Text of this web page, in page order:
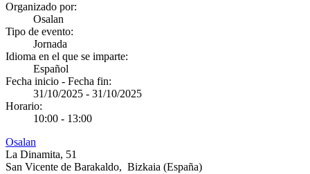
Organizado por:
Osalan
Tipo de evento:
Jornada
Idioma en el que se imparte:
Español
Fecha inicio - Fecha fin:
31/10/2025 - 31/10/2025
Horario:
10:00 - 13:00
Osalan
La Dinamita, 51
San Vicente de Barakaldo, Bizkaia (España)